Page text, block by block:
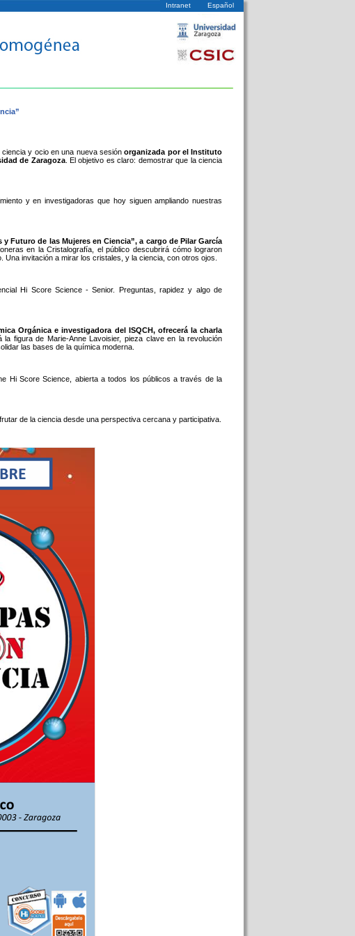
Intranet Español
ciencia y ocio en una nueva sesiónorganizada por el Instituto
de Zaragoza. El objetivo es claro: demostrar que la ciencia
y en investigadoras que hoy siguen ampliando nuestras
Futuro de las Mujeres en Ciencia”, a cargo de Pilar García
en la Cristalografía, el público descubrirá cómo lograron
invitación a mirar los cristales, y la ciencia, con otros ojos.
Hi Score Science - Senior. Preguntas, rapidez y algo de
Orgánica e investigadora del ISQCH, ofrecerá la charla
la figura de Marie-Anne Lavoisier, pieza clave en la revolución
las bases de la química moderna.
Hi Score Science, abierta a todos los públicos a través de la
de la ciencia desde una perspectiva cercana y participativa.